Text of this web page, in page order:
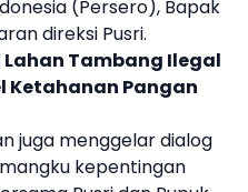
(Persero), Bapak
direksi Pusri.
Tambang Ilegal
Ketahanan Pangan
juga menggelar dialog
kepentingan